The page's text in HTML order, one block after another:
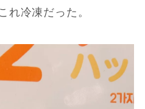
れ冷凍だった。